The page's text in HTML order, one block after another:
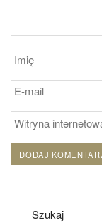
Szukaj